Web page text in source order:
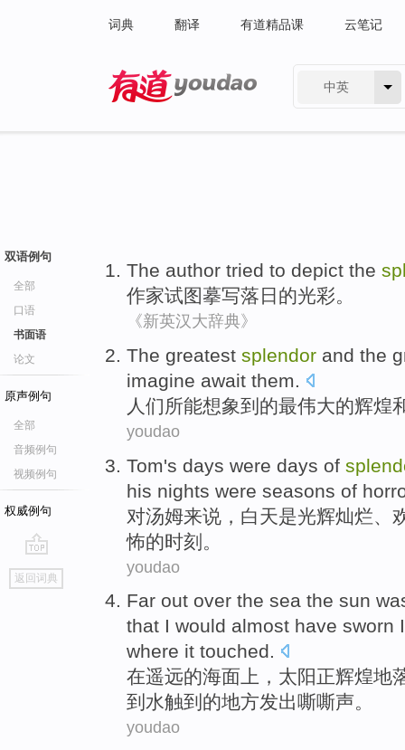
词典 翻译 有道精品课 云笔记
中英
双语例句
全部
口语
书面语
论文
原声例句
全部
音频例句
视频例句
权威例句
go
top
返回词典
The author tried to depict the
作家试图摹写落日 的光彩。
《新英汉大辞典》
The greatest splendor and the
imagine await them.
人们所能想象到 的最伟大的辉煌
youdao
Tom's days were days of
his nights were seasons of
对汤姆来说， 白天是光辉灿烂
怖的时刻。
youdao
Far out over the sea the sun
that I would almost have sworn
where it touched.
在遥远的海面 上， 太阳正辉煌地
到 水触到 的地方发出嘶嘶声。
youdao